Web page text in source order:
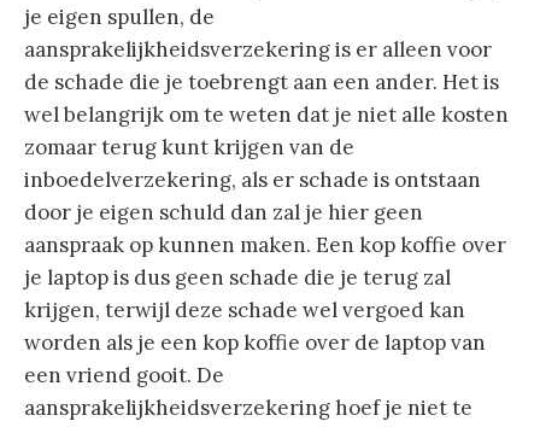
je eigen spullen, de
aansprakelijkheidsverzekering is er alleen voor
de schade die je toebrengt aan een ander. Het is
wel belangrijk om te weten dat je niet alle kosten
zomaar terug kunt krijgen van de
inboedelverzekering, als er schade is ontstaan
door je eigen schuld dan zal je hier geen
aanspraak op kunnen maken. Een kop koffie over
je laptop is dus geen schade die je terug zal
krijgen, terwijl deze schade wel vergoed kan
worden als je een kop koffie over de laptop van
een vriend gooit. De
aansprakelijkheidsverzekering hoef je niet te